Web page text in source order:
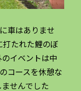
車はありませ
たれた鯉のぼ
イベントは中
コースを休憩な
せんでした